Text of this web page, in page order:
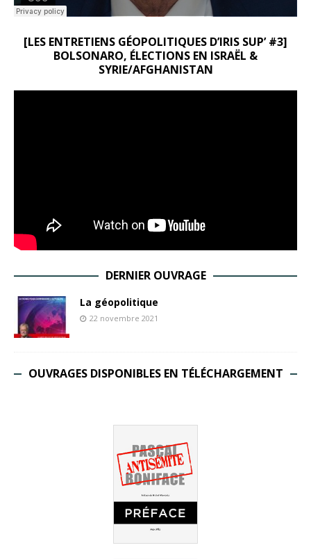
[LES ENTRETIENS GÉOPOLITIQUES D’IRIS SUP’ #3]
BOLSONARO, ÉLECTIONS EN ISRAËL &
SYRIE/AFGHANISTAN
DERNIER OUVRAGE
La géopolitique
22 novembre 2021
OUVRAGES DISPONIBLES EN TÉLÉCHARGEMENT